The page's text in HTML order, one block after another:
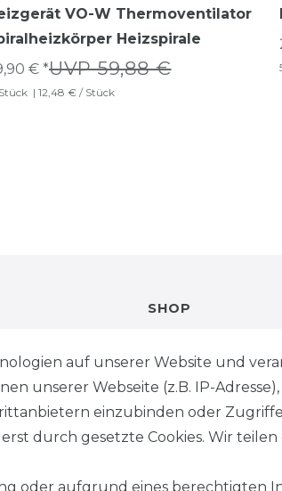
VO-W Thermoventilator
Heizspirale
UVP 59,88 €
€ *
Stück | 12,48 € / Stück
SHOP
B2B
WUNSCHLISTE
auf unserer Website und
unserer Webseite (z.B. IP-
einzubinden oder
durch gesetzte Cookies. Wir
oder aufgrund eines berechtigten